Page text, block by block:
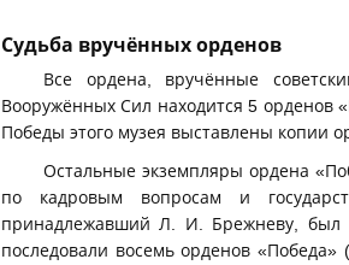
Судьба вручённых орденов
Все ордена, вручённые
Вооружённых Сил находится 5 орденов
Победы этого музея выставлены копии
Остальные экземпляры ордена
по кадровым вопросам и
принадлежавший Л. И. Брежневу, был
последовали восемь орденов «Победа»